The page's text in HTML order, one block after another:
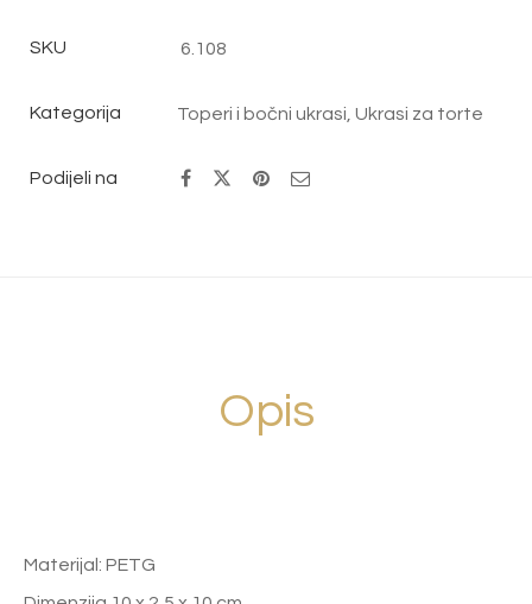
SKU 6.108
Kategorija Toperi i bočni ukrasi ,Ukrasi za torte
Podijeli na
Opis
Materijal: PETG